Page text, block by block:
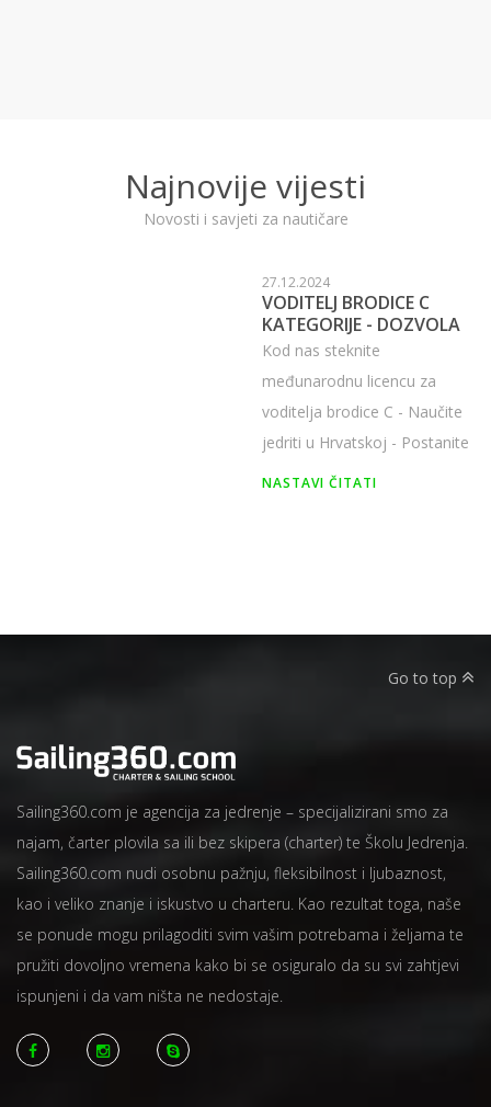
Najnovije vijesti
Novosti i savjeti za nautičare
29.12.2025
Jedrenje za početnike u
Istri
Saznajte kako započeti
jedrenje u Istri. Savjeti za
početnike, ključne vještine,
dozvole B i C kategorije te
preporuka tečaja jedrenja.
NASTAVI ČITATI
Go to top
Sailing360.com je agencija za jedrenje – specijalizirani smo za
najam, čarter plovila sa ili bez skipera (charter) te Školu Jedrenja.
Sailing360.com nudi osobnu pažnju, fleksibilnost i ljubaznost,
kao i veliko znanje i iskustvo u charteru. Kao rezultat toga, naše
se ponude mogu prilagoditi svim vašim potrebama i željama te
pružiti dovoljno vremena kako bi se osiguralo da su svi zahtjevi
ispunjeni i da vam ništa ne nedostaje.